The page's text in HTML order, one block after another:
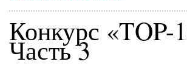
Конкурс «TOP-
Часть 3